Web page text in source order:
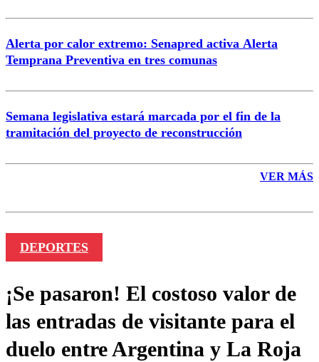
Alerta por calor extremo: Senapred activa Alerta
Temprana Preventiva en tres comunas
Semana legislativa estará marcada por el fin de la
tramitación del proyecto de reconstrucción
VER MÁS
DEPORTES
¡Se pasaron! El costoso valor de
las entradas de visitante para el
duelo entre Argentina y La Roja